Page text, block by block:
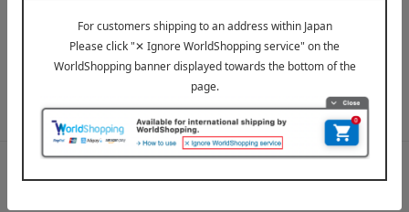
送料無料クーポンやキャンペーン、新着・SALE・おすすめ商品な
ど、「高島屋オンラインストア」のお得＆うれしい情報をお届けい
たします。
メールマガジンについて詳しく見る